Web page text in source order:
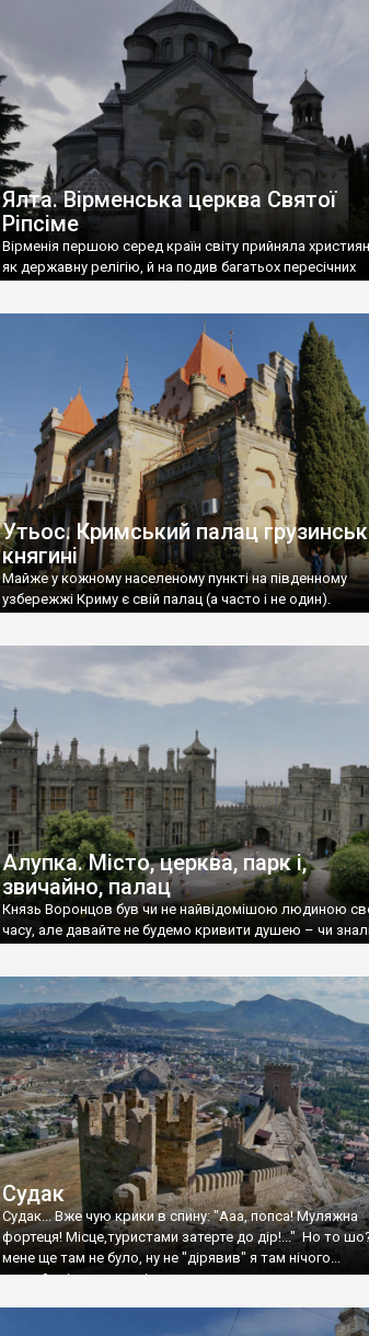
називаються «повстяками» (postaki)…” “Вино. Крим
виробляє відмінне вино і його вдосталь: воно все
легке біле і дуже […]
Ялта. Вірменська церква Святої
Ріпсіме
Вірменія першою серед країн світу прийняла
як державну релігію, й на подив багатьох пересічних
Утьос. Кримський палац
княгині
Майже у кожному населеному пункті на південному
узбережжі Криму є свій палац (а часто і не один).
Алупка. Місто, церква, парк і,
звичайно, палац
Князь Воронцов був чи не найвідомішою людиною
часу, але давайте не будемо кривити душею – чи
Судак
Судак... Вже чую крики в спину: "Ааа, попса! Муляжна
фортеця! Місце,туристами затерте до дір!..." Но то
мене ще там не було, ну не "дірявив" я там нічого...
принаймні до цього літа.